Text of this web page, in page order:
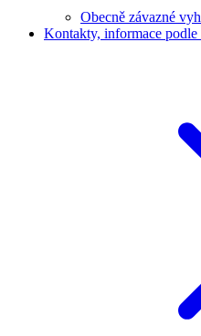
Obecně závazné
Kontakty, informace podle